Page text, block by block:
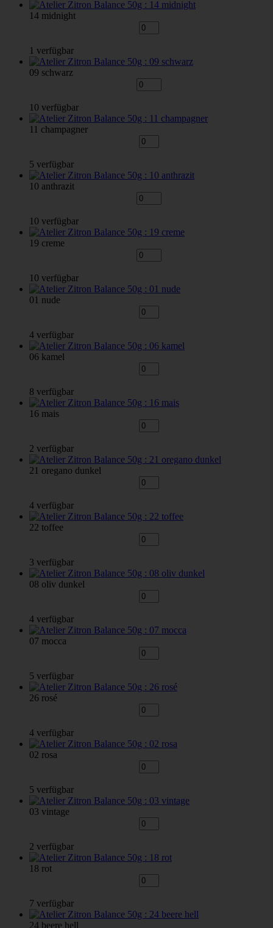
14 midnight
1 verfügbar
09 schwarz
10 verfügbar
11 champagner
5 verfügbar
10 anthrazit
10 verfügbar
19 creme
10 verfügbar
01 nude
4 verfügbar
06 kamel
8 verfügbar
16 mais
2 verfügbar
21 oregano dunkel
4 verfügbar
22 toffee
3 verfügbar
08 oliv dunkel
4 verfügbar
07 mocca
5 verfügbar
26 rosé
4 verfügbar
02 rosa
5 verfügbar
03 vintage
2 verfügbar
18 rot
7 verfügbar
24 beere hell